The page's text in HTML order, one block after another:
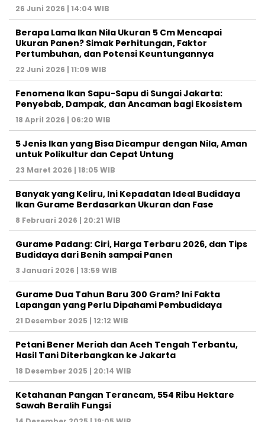
26 Juni 2026 | 14:04 WIB
Berapa Lama Ikan Nila Ukuran 5 Cm Mencapai
Ukuran Panen? Simak Perhitungan, Faktor
Pertumbuhan, dan Potensi Keuntungannya
22 Juni 2026 | 11:09 WIB
Fenomena Ikan Sapu-Sapu di Sungai Jakarta:
Penyebab, Dampak, dan Ancaman bagi Ekosistem
18 April 2026 | 06:20 WIB
5 Jenis Ikan yang Bisa Dicampur dengan Nila, Aman
untuk Polikultur dan Cepat Untung
23 Maret 2026 | 18:05 WIB
Banyak yang Keliru, Ini Kepadatan Ideal Budidaya
Ikan Gurame Berdasarkan Ukuran dan Fase
8 Februari 2026 | 20:21 WIB
Gurame Padang: Ciri, Harga Terbaru 2026, dan Tips
Budidaya dari Benih sampai Panen
3 Januari 2026 | 13:59 WIB
Gurame Dua Tahun Baru 300 Gram? Ini Fakta
Lapangan yang Perlu Dipahami Pembudidaya
21 Desember 2025 | 12:12 WIB
Petani Bener Meriah dan Aceh Tengah Terbantu,
Hasil Tani Diterbangkan ke Jakarta
18 Desember 2025 | 20:14 WIB
Ketahanan Pangan Terancam, 554 Ribu Hektare
Sawah Beralih Fungsi